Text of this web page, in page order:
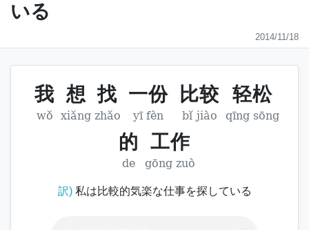
いる
2014/11/18
我 想 找 一份 比较 轻松
wǒ xiǎng zhǎo yī fèn bǐ jiào qīng sōng
的 工作
de gōng zuò
訳)私は比較的気楽な仕事を探している